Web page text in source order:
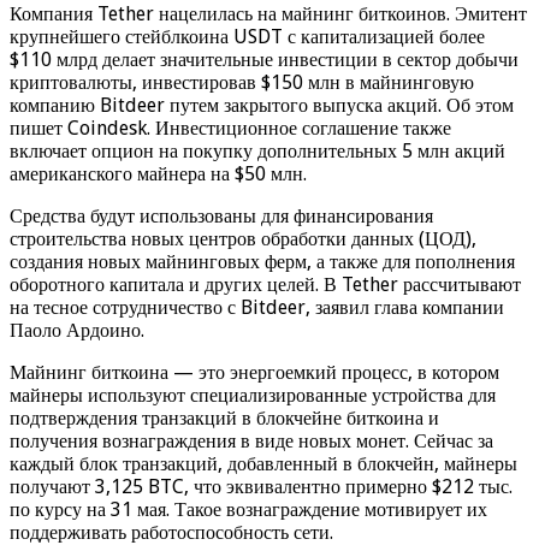
Компания Tether нацелилась на майнинг биткоинов. Эмитент
крупнейшего стейблкоина USDT с капитализацией более
$110 млрд делает значительные инвестиции в сектор добычи
криптовалюты, инвестировав $150 млн в майнинговую
компанию Bitdeer путем закрытого выпуска акций. Об этом
пишет Coindesk. Инвестиционное соглашение также
включает опцион на покупку дополнительных 5 млн акций
американского майнера на $50 млн.
Средства будут использованы для финансирования
строительства новых центров обработки данных (ЦОД),
создания новых майнинговых ферм, а также для пополнения
оборотного капитала и других целей. В Tether рассчитывают
на тесное сотрудничество с Bitdeer, заявил глава компании
Паоло Ардоино.
Майнинг биткоина — это энергоемкий процесс, в котором
майнеры используют специализированные устройства для
подтверждения транзакций в блокчейне биткоина и
получения вознаграждения в виде новых монет. Сейчас за
каждый блок транзакций, добавленный в блокчейн, майнеры
получают 3,125 BTC, что эквивалентно примерно $212 тыс.
по курсу на 31 мая. Такое вознаграждение мотивирует их
поддерживать работоспособность сети.